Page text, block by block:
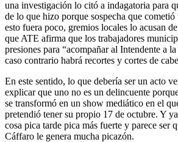
una investigación lo citó a indagatoria para
de lo que hizo porque sospecha que
esto fuera poco, gremios locales lo acusan
que ATE afirma que los trabajadores
presiones para “acompañar al Intendente a
caso contrario habrá recortes y cortes de
En este sentido, lo que debería ser un acto
explicar que uno no es un delincuente
se transformó en un show mediático en el
pretendió tener su propio 17 de octubre. Y
cosa pica tarde pica más fuerte y parece ser
Cáffaro le genera mucha picazón.